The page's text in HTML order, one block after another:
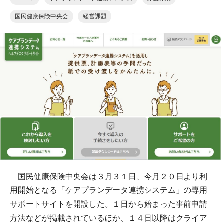
国民健康保険中央会 経営課題
国民健康保険中央会は３月３１日、今月２０日より利
用開始となる「ケアプランデータ連携システム」の専用
サポートサイトを開設した。１日から始まった事前申請
方法などが掲載されているほか、１４日以降はクライア